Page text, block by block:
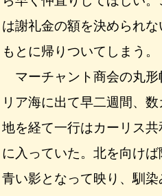
は謝礼金の額を決められ
もとに帰りついてしまう。
マーチャント商会の丸形
リア海に出て早二週間、
地を経て一行はカーリス
に入っていた。北を向け
青い影となって映り、馴